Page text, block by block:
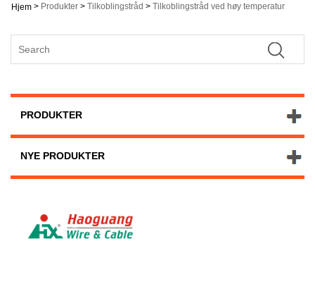
Hjem > Produkter > Tilkoblingstråd > Tilkoblingstråd ved høy temperatur
PRODUKTER
NYE PRODUKTER